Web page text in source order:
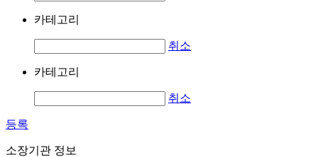
카테고리
취소
카테고리
취소
등록
소장기관 정보